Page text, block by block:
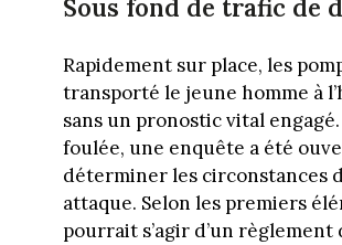
Sous fond de trafic de
Rapidement sur place, les
transporté le jeune homme à
sans un pronostic vital engagé.
foulée, une enquête a été
déterminer les circonstances
attaque. Selon les premiers
pourrait s’agir d’un règlement